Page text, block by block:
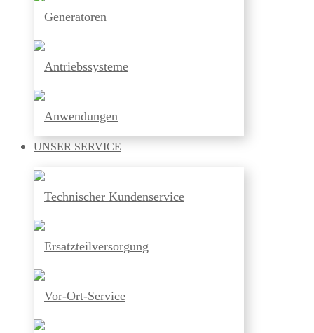
Generatoren
Antriebssysteme
Anwendungen
UNSER SERVICE
Technischer Kundenservice
Ersatzteilversorgung
Vor-Ort-Service